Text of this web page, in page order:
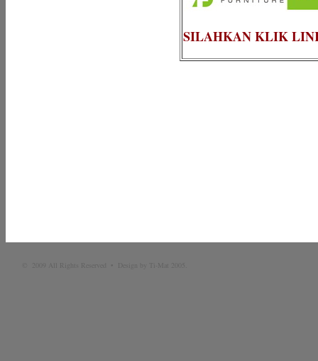
SILAHKAN KLIK
© 2009 All Rights Reserved • Design by Ti-Mat 2005.